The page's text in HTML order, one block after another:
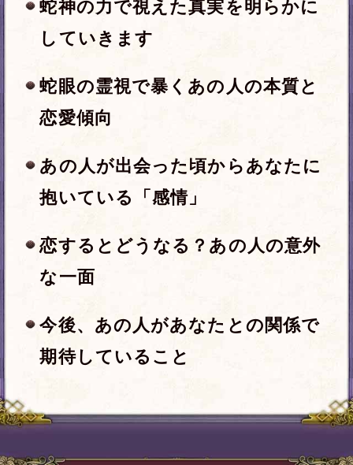
※姓と名は、それぞれ全角5文字以内で
「ひらがな」、「カタカナ」、「漢
字」のみ入力できます。 （必須）
年 月 日
※必須